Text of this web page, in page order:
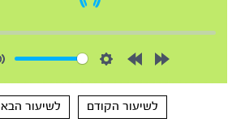
10s
10s
לשיעור הקודם
לשיעור הבא